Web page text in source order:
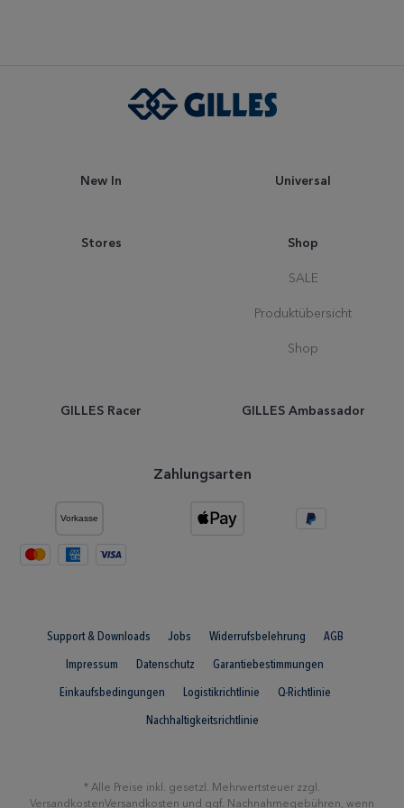
New In Universal
Stores Shop
SALE
Produktübersicht
Shop
GILLES Racer GILLES Ambassador
Zahlungsarten
Support & Downloads Jobs Widerrufsbelehrung AGB
Impressum Datenschutz Garantiebestimmungen
Einkaufsbedingungen Logistikrichtlinie Q-Richtlinie
Nachhaltigkeitsrichtlinie
* Alle Preise inkl. gesetzl. Mehrwertsteuer zzgl.
VersandkostenVersandkosten und ggf. Nachnahmegebühren, wenn